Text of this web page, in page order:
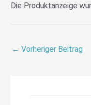
Die Produktanzeige
← Vorheriger Beitrag